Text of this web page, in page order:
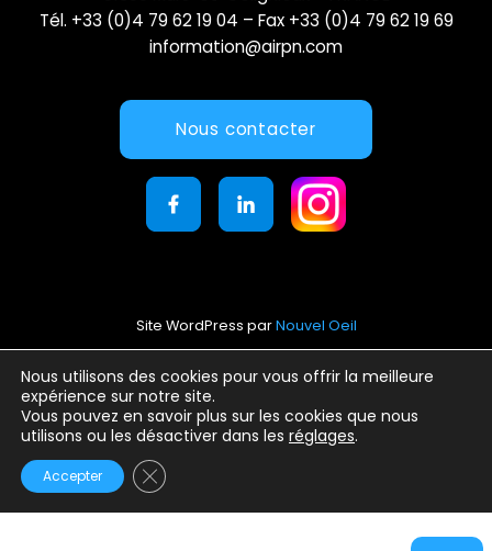
Nous utilisons des cookies pour vous offrir la meilleure
expérience sur notre site.
Vous pouvez en savoir plus sur les cookies que nous
utilisons ou les désactiver dans les réglages.
Accepter Fermer la bannière des cookies GDPR
Tél. +33 (0)4 79 62 19 04 – Fax +33 (0)4 79 62 19 69
information@airpn.com
Nous contacter
Site WordPress parNouvel Oeil
Mentions légales
Conditions générales d’utilisation
Politique de confidentialité